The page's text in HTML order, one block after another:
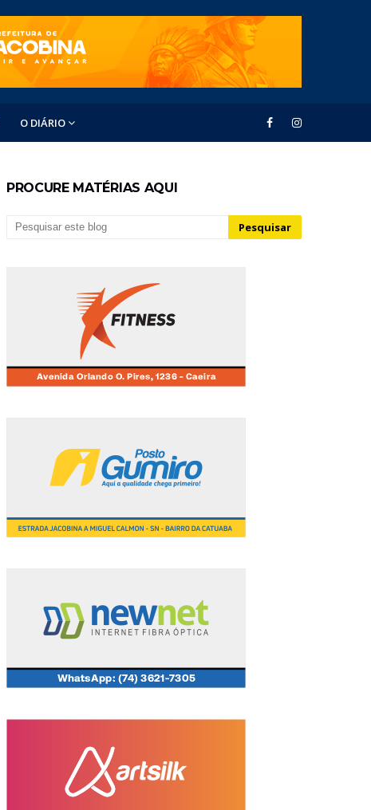
O DIÁRIO
PROCURE MATÉRIAS AQUI